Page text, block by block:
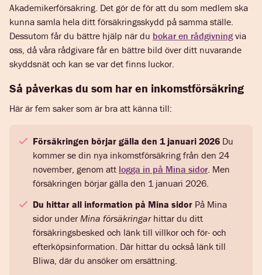
Akademikerförsäkring. Det gör de för att du som medlem ska
kunna samla hela ditt försäkringsskydd på samma ställe.
Dessutom får du bättre hjälp när du bokar en rådgivningvia
oss, då våra rådgivare får en bättre bild över ditt nuvarande
skyddsnät och kan se var det finns luckor.
Så påverkas du som har en inkomstförsäkring
Här är fem saker som är bra att känna till:
Försäkringen börjar gälla den 1 januari 2026 Du
kommer se din nya inkomstförsäkring från den 24
november, genom att logga in på Mina sidor. Men
försäkringen börjar gälla den 1 januari 2026.
Du hittar all information på Mina sidor På Mina
sidor under Mina försäkringarhittar du ditt
försäkringsbesked och länk till villkor och för- och
efterköpsinformation. Där hittar du också länk till
Bliwa, där du ansöker om ersättning.